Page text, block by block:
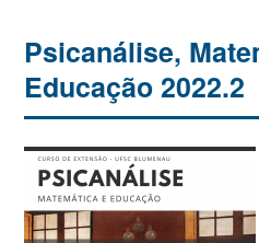
Psicanálise,
Educação 2022.2